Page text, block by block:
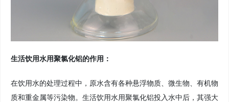
生活饮用水用聚氯化铝的作用：
在饮用水的处理过程中，原水含有各种悬浮物质、微生物、有机物
质和重金属等污染物。生活饮用水用聚氯化铝投入水中后，其强大